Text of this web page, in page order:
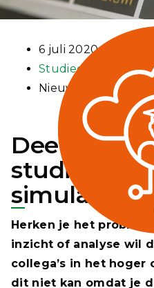
6 juli 2020
Studiedata
Nieuws
Deel je
studiedata
Herken je het
inzicht of analyse wil
collega’s in het hoger
dit niet kan omdat je